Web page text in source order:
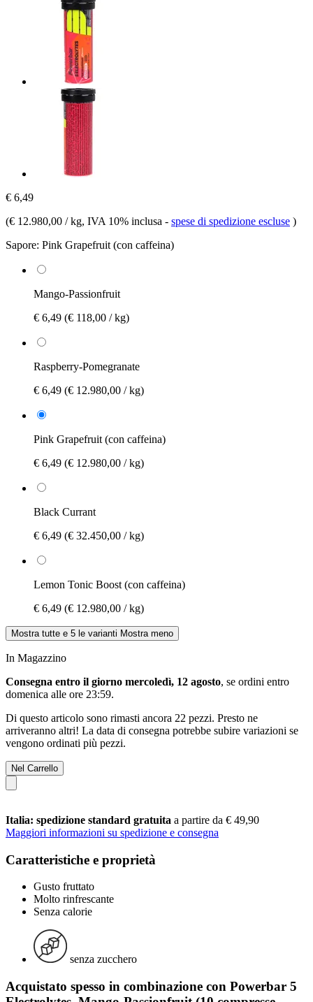
€ 6,49
(€ 12.980,00 / kg, IVA 10% inclusa - spese di spedizione escluse )
Sapore: Pink Grapefruit (con caffeina)
Mango-Passionfruit
€ 6,49 (€ 118,00 / kg)
Raspberry-Pomegranate
€ 6,49 (€ 12.980,00 / kg)
Pink Grapefruit (con caffeina)
€ 6,49 (€ 12.980,00 / kg)
Black Currant
€ 6,49 (€ 32.450,00 / kg)
Lemon Tonic Boost (con caffeina)
€ 6,49 (€ 12.980,00 / kg)
Mostra tutte e 5 le varianti Mostra meno
In Magazzino
Consegna entro il giorno mercoledì, 12 agosto, se ordini entro
domenica alle ore 23:59.
Di questo articolo sono rimasti ancora 22 pezzi. Presto ne
arriveranno altri! La data di consegna potrebbe subire variazioni se
vengono ordinati più pezzi.
Nel Carrello
Italia: spedizione standard gratuita a partire da € 49,90
Maggiori informazioni su spedizione e consegna
Caratteristiche e proprietà
Gusto fruttato
Molto rinfrescante
Senza calorie
senza zucchero
Acquistato spesso in combinazione con Powerbar 5